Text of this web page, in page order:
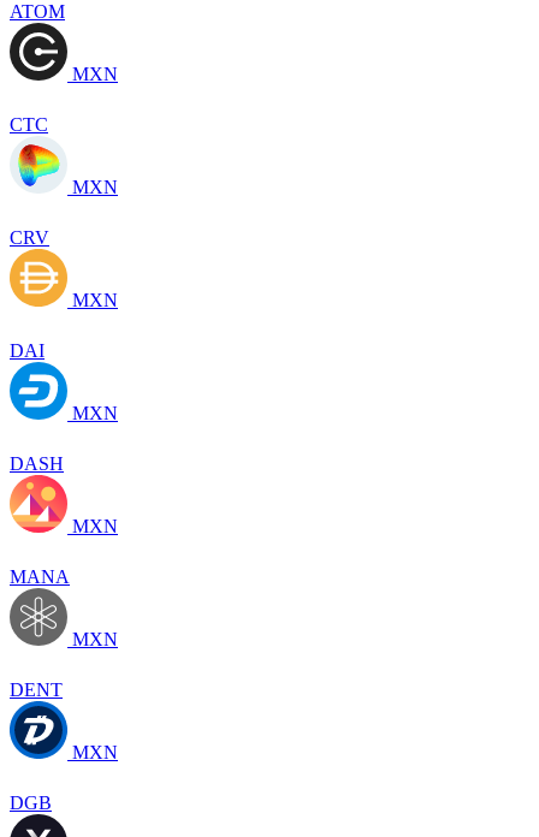
ATOM
MXN
CTC
MXN
CRV
MXN
DAI
MXN
DASH
MXN
MANA
MXN
DENT
MXN
DGB